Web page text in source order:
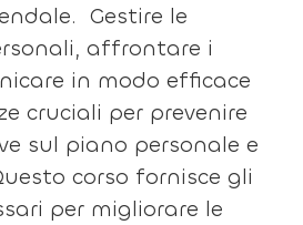
Gestire le
affrontare i
in modo efficace
cruciali per prevenire
sul piano personale e
corso fornisce gli
per migliorare le